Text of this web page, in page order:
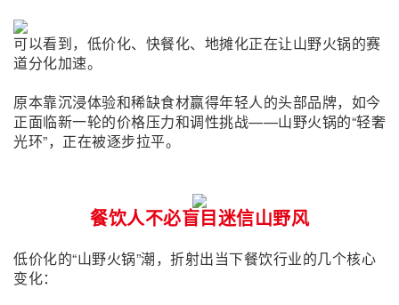
可以看到，低价化、快餐化、地摊化正在让山野火锅的赛
道分化加速。
原本靠沉浸体验和稀缺食材赢得年轻人的头部品牌，如今
正面临新一轮的价格压力和调性挑战——山野火锅的“轻奢
光环”，正在被逐步拉平。
餐饮人不必盲目迷信山野风
低价化的“山野火锅”潮，折射出当下餐饮行业的几个核心
变化：